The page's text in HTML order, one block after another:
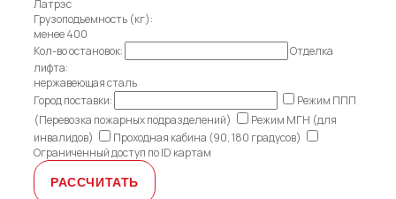
Латрэс
Грузоподъемность (кг):
менее 400
Кол-во остановок:
Отделка
лифта:
нержавеющая сталь
Город поставки:
Режим ППП
(Перевозка пожарных подразделений)
Режим МГН (для
инвалидов)
Проходная кабина (90, 180 градусов)
Ограниченный доступ по ID картам